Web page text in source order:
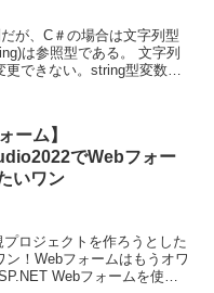
が、C＃の場合は文字列型
できない。string型変数の
ーム】
でWebフォー
いワン
ロジェクトを作ろうとした
！Webフォームはもうオワ